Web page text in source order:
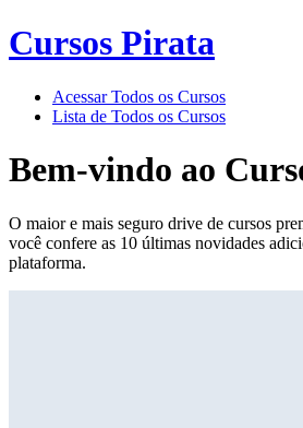
Cursos Pirata
Acessar Todos os Cursos
Lista de Todos os Cursos
Bem-vindo ao
O maior e mais seguro drive de cursos
você confere as 10 últimas novidades
plataforma.